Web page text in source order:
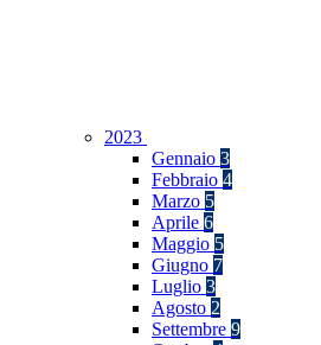
2023
Gennaio 3
Febbraio 4
Marzo 5
Aprile 6
Maggio 5
Giugno 7
Luglio 3
Agosto 2
Settembre 9